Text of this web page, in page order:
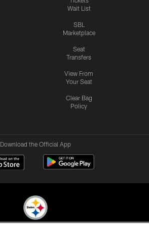
Wait List
SBL
Marketplace
Seat
Transfers
View From
Your Seat
Clear Bag
Policy
Download the Official App